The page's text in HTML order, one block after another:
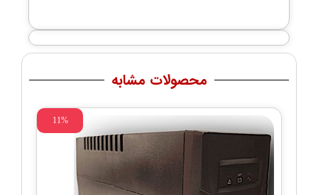
محصولات مشابه
11%